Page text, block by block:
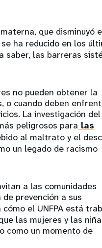
que disminuyó
ha reducido en los
saber, las barreras
no pueden obtener la
o cuando deben
La investigación del
peligrosos para las
al maltrato y el
un legado de racismo
a las comunidades
prevención a sus
cómo el UNFPA está
las mujeres y las
como un momento de